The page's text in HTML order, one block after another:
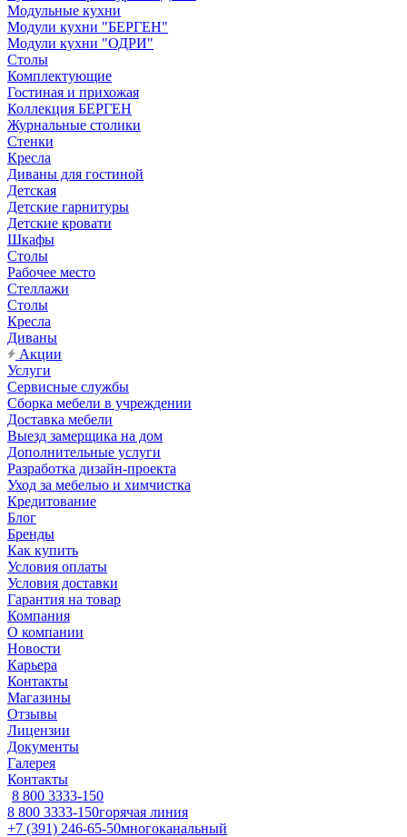
Модульные кухни
Модули кухни "БЕРГЕН"
Модули кухни "ОДРИ"
Столы
Комплектующие
Гостиная и прихожая
Коллекция БЕРГЕН
Журнальные столики
Стенки
Кресла
Диваны для гостиной
Детская
Детские гарнитуры
Детские кровати
Шкафы
Столы
Рабочее место
Стеллажи
Столы
Кресла
Диваны
Акции
Услуги
Сервисные службы
Сборка мебели в учреждении
Доставка мебели
Выезд замерщика на дом
Дополнительные услуги
Разработка дизайн-проекта
Уход за мебелью и химчистка
Кредитование
Блог
Бренды
Как купить
Условия оплаты
Условия доставки
Гарантия на товар
Компания
О компании
Новости
Карьера
Контакты
Магазины
Отзывы
Лицензии
Документы
Галерея
Контакты
8 800 3333-150
8 800 3333-150горячая линия
+7 (391) 246-65-50многоканальный